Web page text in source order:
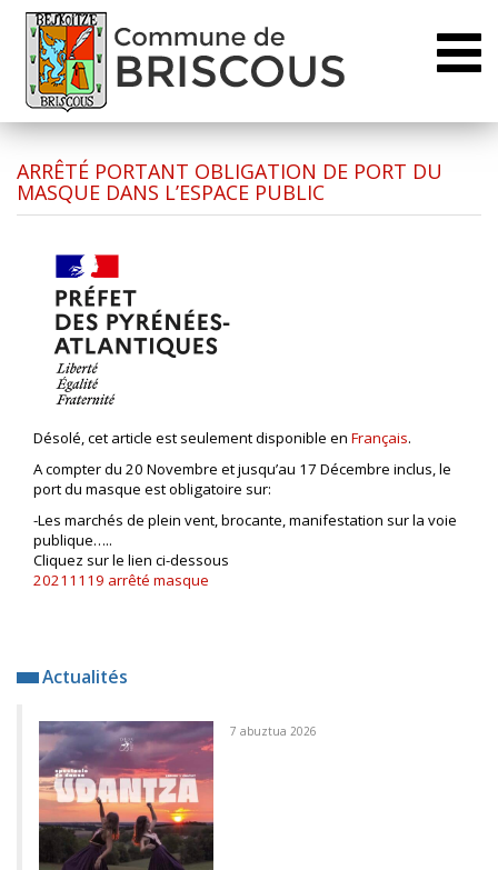
ARRÊTÉ PORTANT OBLIGATION DE PORT DU
MASQUE DANS L’ESPACE PUBLIC
Désolé, cet article est seulement disponible en Français.
A compter du 20 Novembre et jusqu’au 17 Décembre inclus, le
port du masque est obligatoire sur:
-Les marchés de plein vent, brocante, manifestation sur la voie
publique…..
Cliquez sur le lien ci-dessous
20211119 arrêté masque
Actualités
7 abuztua 2026